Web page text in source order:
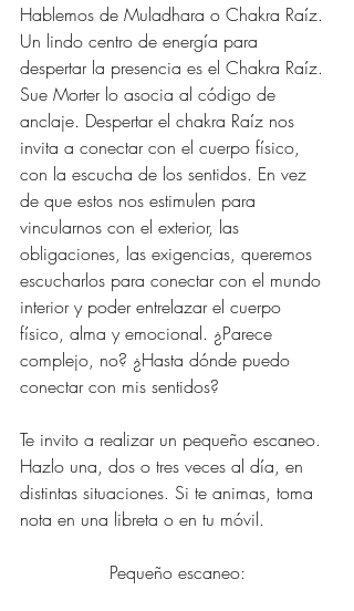
Hablemos de Muladhara o Chakra Raíz.
Un lindo centro de energía para
despertar la presencia es el Chakra Raíz.
Sue Morter lo asocia al código de
anclaje. Despertar el chakra Raíz nos
invita a conectar con el cuerpo físico,
con la escucha de los sentidos. En vez
de que estos nos estimulen para
vincularnos con el exterior, las
obligaciones, las exigencias, queremos
escucharlos para conectar con el mundo
interior y poder entrelazar el cuerpo
físico, alma y emocional. ¿Parece
complejo, no? ¿Hasta dónde puedo
conectar con mis sentidos?
Te invito a realizar un pequeño escaneo.
Hazlo una, dos o tres veces al día, en
distintas situaciones. Si te animas, toma
nota en una libreta o en tu móvil.
Pequeño escaneo: